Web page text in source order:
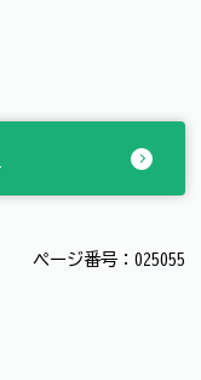
ページ番号：025055